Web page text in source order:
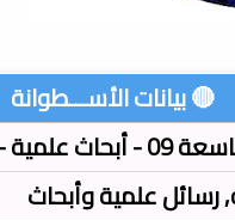
🔴 بيانات الأســـطوانة
- فقه وأصوله
علمية وأبحاث